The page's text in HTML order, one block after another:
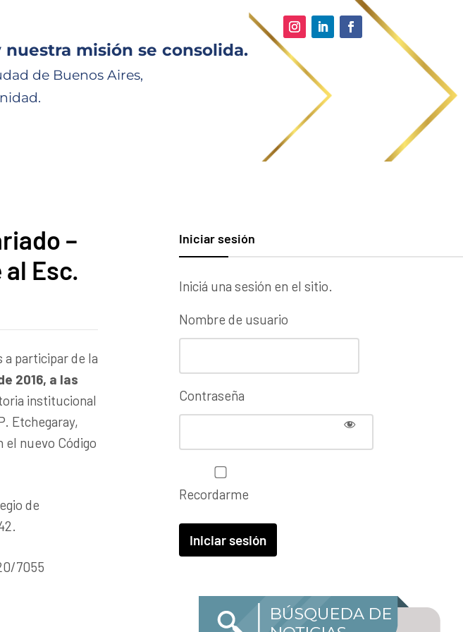
misión se consolida.
de Buenos Aires,
–
Esc.
a participar de la
2016, a las
institucional
Etchegaray,
el nuevo Código
de
7055
Iniciar sesión
Iniciá una sesión en el sitio.
Nombre de usuario
Contraseña
Recordarme